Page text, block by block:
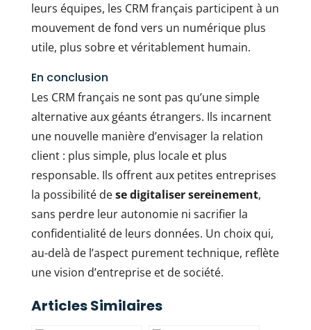
leurs équipes, les CRM français participent à un
mouvement de fond vers un numérique plus
utile, plus sobre et véritablement humain.
En conclusion
Les CRM français ne sont pas qu’une simple
alternative aux géants étrangers. Ils incarnent
une nouvelle manière d’envisager la relation
client : plus simple, plus locale et plus
responsable. Ils offrent aux petites entreprises
la possibilité dese digitaliser sereinement,
sans perdre leur autonomie ni sacrifier la
confidentialité de leurs données. Un choix qui,
au-delà de l’aspect purement technique, reflète
une vision d’entreprise et de société.
Articles Similaires